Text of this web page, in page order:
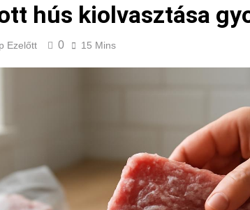
hús kiolvasztása
Ezelőtt 0 15 Mins